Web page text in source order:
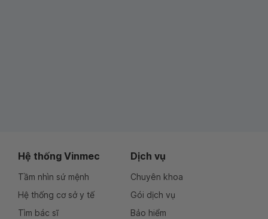
Hệ thống Vinmec
Tầm nhìn sứ mệnh
Hệ thống cơ sở y tế
Tìm bác sĩ
Dịch vụ
Chuyên khoa
Gói dịch vụ
Bảo hiểm